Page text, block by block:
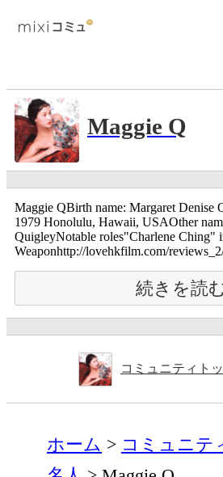
Maggie Q
Maggie QBirth name: Margaret Denise
1979 Honolulu, Hawaii, USAOther
QuigleyNotable roles"Charlene Ching"
Weaponhttp://lovehkfilm.com/
続きを読
コミュニティト
ホーム コミュニテ